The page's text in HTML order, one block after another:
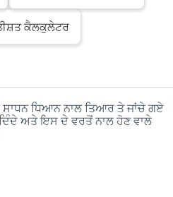
ਕੈਲਕੁਲੇਟਰ
ਧਿਆਨ ਨਾਲ ਤਿਆਰ ਤੇ ਜਾਂਚੇ ਗਏ
ਅਤੇ ਇਸ ਦੇ ਵਰਤੋਂ ਨਾਲ ਹੋਣ ਵਾਲੇ